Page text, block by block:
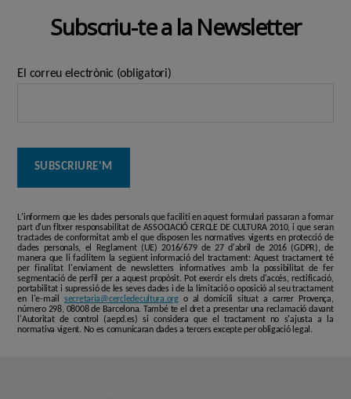
Subscriu-te a la Newsletter
El correu electrònic (obligatori)
L'informem que les dades personals que faciliti en aquest formulari passaran a formar
part d'un fitxer responsabilitat de ASSOCIACIÓ CERCLE DE CULTURA 2010, i que seran
tractades de conformitat amb el que disposen les normatives vigents en protecció de
dades personals, el Reglament (UE) 2016/679 de 27 d'abril de 2016 (GDPR), de
manera que li facilitem la següent informació del tractament: Aquest tractament té
per finalitat l'enviament de newsletters informatives amb la possibilitat de fer
segmentació de perfil per a aquest propòsit. Pot exercir els drets d'accés, rectificació,
portabilitat i supressió de les seves dades i de la limitació o oposició al seu tractament
en l'e-mail secretaria@cercledecultura.orgo al domicili situat a carrer Provença,
número 298, 08008 de Barcelona. També te el dret a presentar una reclamació davant
l'Autoritat de control (aepd.es) si considera que el tractament no s'ajusta a la
normativa vigent. No es comunicaran dades a tercers excepte per obligació legal.